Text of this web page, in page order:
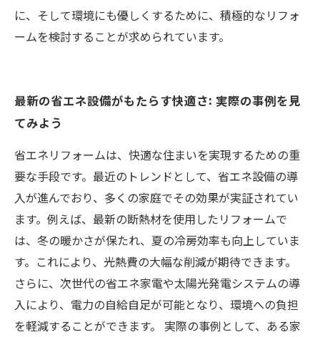
に、そして環境にも優しくするために、積極的なリフォ
ームを検討することが求められています。
最新の省エネ設備がもたらす快適さ: 実際の事例を見
てみよう
省エネリフォームは、快適な住まいを実現するための重
要な手段です。最近のトレンドとして、省エネ設備の導
入が進んでおり、多くの家庭でその効果が実証されてい
ます。例えば、最新の断熱材を使用したリフォームで
は、冬の暖かさが保たれ、夏の冷房効率も向上していま
す。これにより、光熱費の大幅な削減が期待できます。
さらに、次世代の省エネ家電や太陽光発電システムの導
入により、電力の自給自足が可能となり、環境への負担
を軽減することができます。 実際の事例として、ある家